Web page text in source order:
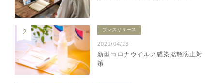
2 プレスリリース
2020/04/23
新型コロナウイルス感染拡散防止対
策